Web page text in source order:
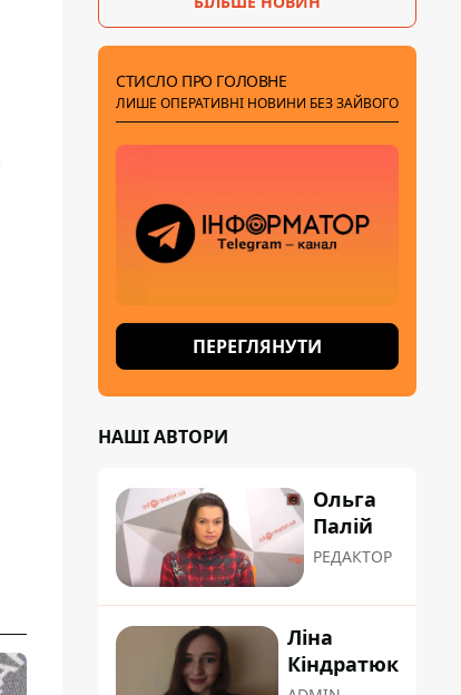
СТИСЛО ПРО ГОЛОВНЕ
ЛИШЕ ОПЕРАТИВНІ НОВИНИ БЕЗ ЗАЙВОГО
ПЕРЕГЛЯНУТИ
НАШІ АВТОРИ
Ольга
Палій
РЕДАКТОР
Ліна
Кіндратюк